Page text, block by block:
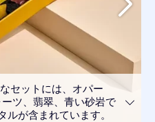
セットには、オパー
ツ、翡翠、青い砂岩で
ルが含まれています。